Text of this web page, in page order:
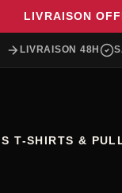
LIVRAISON
LIVRAISON 48H
T-SHIRTS &